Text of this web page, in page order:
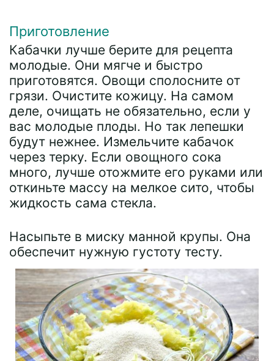
Приготовление
Кабачки лучше берите для рецепта
молодые. Они мягче и быстро
приготовятся. Овощи сполосните от
грязи. Очистите кожицу. На самом
деле, очищать не обязательно, если у
вас молодые плоды. Но так лепешки
будут нежнее. Измельчите кабачок
через терку. Если овощного сока
много, лучше отожмите его руками или
откиньте массу на мелкое сито, чтобы
жидкость сама стекла.
Насыпьте в миску манной крупы. Она
обеспечит нужную густоту тесту.